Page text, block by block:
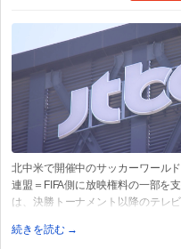
北中米で開催中のサッカーワール
連盟＝FIFA側に放映権料の一部を
は、決勝トーナメント以降のテレ
続きを読む →